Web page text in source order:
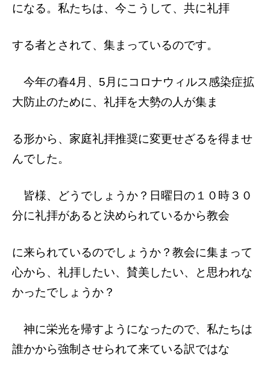
になる。私たちは、今こうして、共に礼拝
する者とされて、集まっているのです。
今年の春4月、5月にコロナウィルス感染症拡
大防止のために、礼拝を大勢の人が集ま
る形から、家庭礼拝推奨に変更せざるを得ませ
んでした。
皆様、どうでしょうか？日曜日の１０時３ ０
分に礼拝があると決められているから教会
に来られているのでしょうか？教会に集まって
心から、礼拝したい、賛美したい、と思われな
かったでしょうか？
神に栄光を帰すようになったので、私たちは
誰かから強制させられて来ている訳ではな